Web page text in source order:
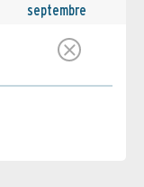
septembre